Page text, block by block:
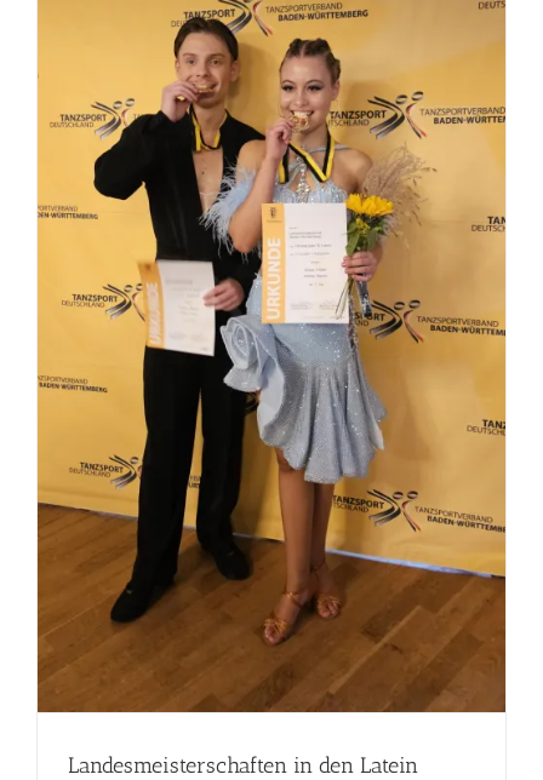
Landesmeisterschaften in den Latein